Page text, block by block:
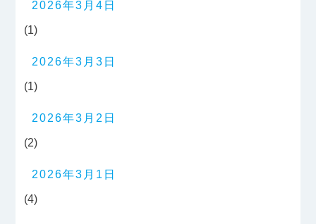
2026年3月4日
(1)
2026年3月3日
(1)
2026年3月2日
(2)
2026年3月1日
(4)